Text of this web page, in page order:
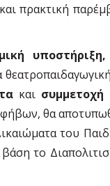
πρακτική
και συμμετοχή
θα
του
το